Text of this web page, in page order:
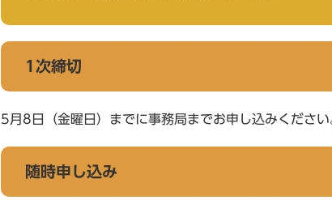
1次締切
5月8日（金曜日）までに事務局までお申し込みくださ
随時申し込み